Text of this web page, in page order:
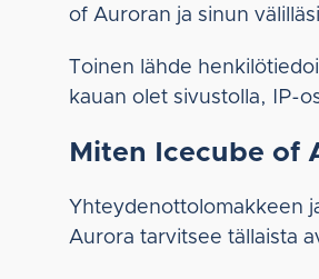
of Auroran ja sinun
Toinen lähde
kauan olet sivustolla, IP-
Miten Icecube of
Yhteydenottolomakkeen
Aurora tarvitsee tällaista